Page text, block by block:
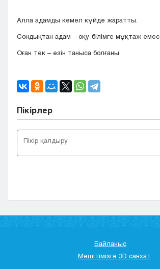
Алла адамды кемел күйде жаратты.
Сондықтан адам – оқу-білімге мұқтаж емес.
Оған тек – өзін таныса болғаны.
Пікірлер
Байланыс
Мешітімізге 3D саяхат